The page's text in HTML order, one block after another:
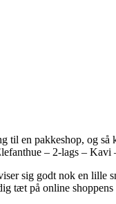
en pakkeshop, og så
– 2-lags –
sig godt nok en lille
tæt på online shoppens